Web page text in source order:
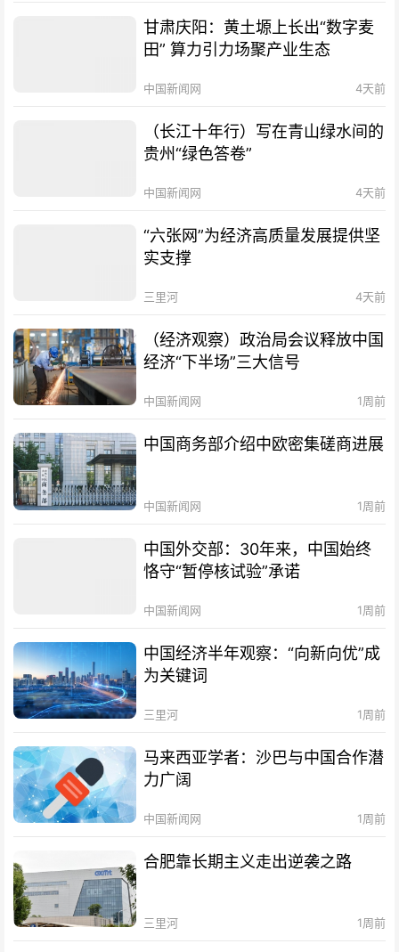
甘肃庆阳：黄土塬上长出“数字麦
田” 算力引力场聚产业生态
中国新闻网 4天前
（长江十年行）写在青山绿水间的
贵州“绿色答卷”
中国新闻网 4天前
“六张网”为经济高质量发展提供坚
实支撑
三里河 4天前
（经济观察）政治局会议释放中国
经济“下半场”三大信号
中国新闻网 1周前
中国商务部介绍中欧密集磋商进展
中国新闻网 1周前
中国外交部：30年来，中国始终
恪守“暂停核试验”承诺
中国新闻网 1周前
中国经济半年观察：“向新向优”成
为关键词
三里河 1周前
马来西亚学者：沙巴与中国合作潜
力广阔
中国新闻网 1周前
合肥靠长期主义走出逆袭之路
三里河 1周前